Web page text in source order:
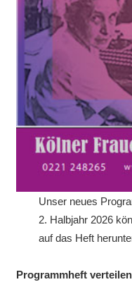
Unser neues
2. Halbjahr 2026
auf das Heft
Programmheft verteilen